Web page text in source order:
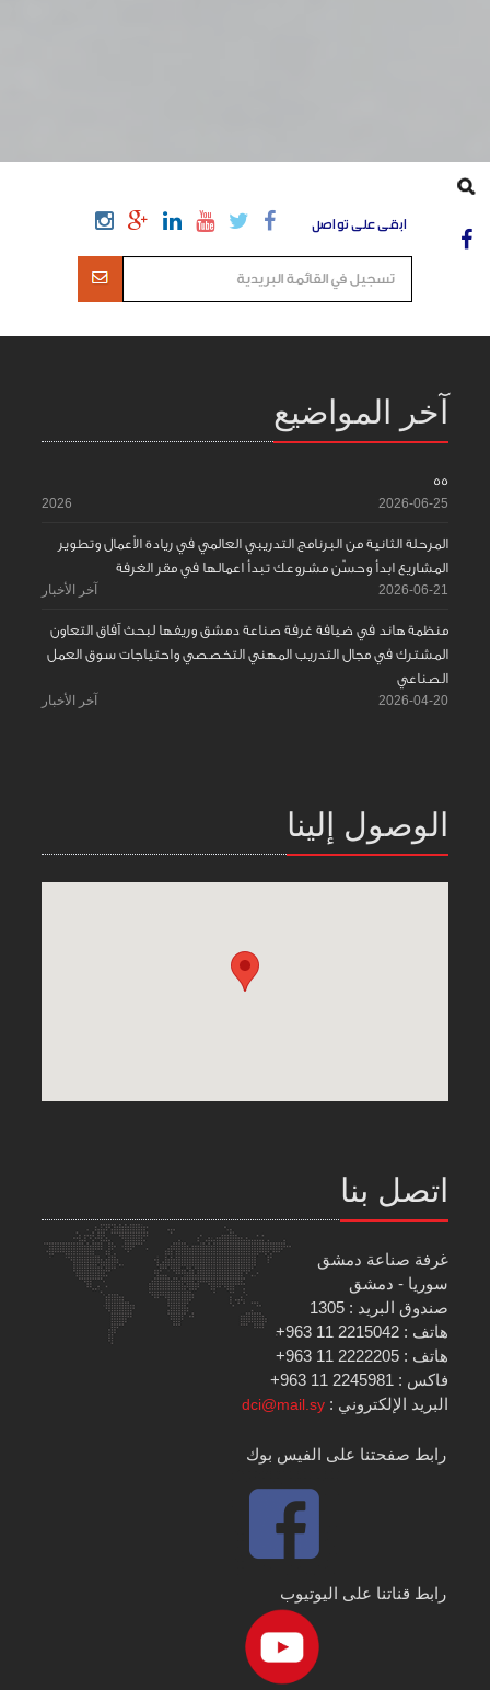
ابقى على تواصل
آخر المواضيع
55
2026-06-25
2026
المرحلة الثانية من البرنامج التدريبي العالمي في ريادة الأعمال وتطوير
المشاريع ابدأ وحسّن مشروعك تبدأ اعمالها في مقر الغرفة
2026-06-21 آخر الأخبار
منظمة هاند في ضيافة غرفة صناعة دمشق وريفها لبحث آفاق التعاون
المشترك في مجال التدريب المهني التخصصي واحتياجات سوق العمل
الصناعي
2026-04-20 آخر الأخبار
الوصول إلينا
اتصل بنا
غرفة صناعة دمشق
سوريا - دمشق
صندوق البريد : 1305
هاتف : 2215042 11 963+
هاتف : 2222205 11 963+
فاكس : 2245981 11 963+
البريد الإلكتروني :dci@mail.sy
رابط صفحتنا على الفيس بوك
رابط قناتنا على اليوتيوب